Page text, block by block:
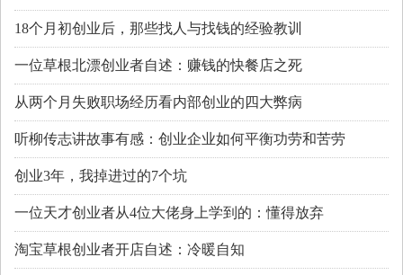
18个月初创业后，那些找人与找钱的经验教训
一位草根北漂创业者自述：赚钱的快餐店之死
从两个月失败职场经历看内部创业的四大弊病
听柳传志讲故事有感：创业企业如何平衡功劳和苦劳
创业3年，我掉进过的7个坑
一位天才创业者从4位大佬身上学到的：懂得放弃
淘宝草根创业者开店自述：冷暖自知